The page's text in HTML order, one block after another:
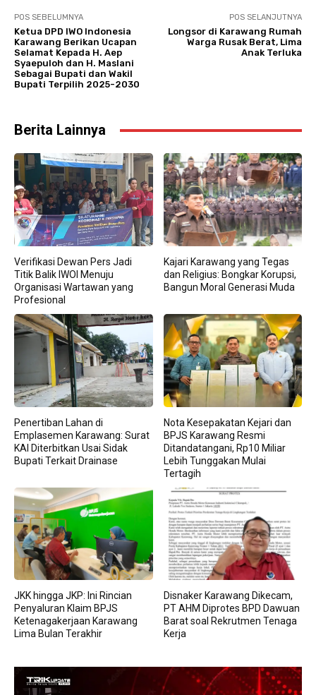
POS SEBELUMNYA
Ketua DPD IWO Indonesia
Karawang Berikan Ucapan
Selamat Kepada H. Aep
Syaepuloh dan H. Maslani
Sebagai Bupati dan Wakil
Bupati Terpilih 2025-2030
POS SELANJUTNYA
Longsor di Karawang Rumah
Warga Rusak Berat, Lima
Anak Terluka
Berita Lainnya
Verifikasi Dewan Pers Jadi
Titik Balik IWOI Menuju
Organisasi Wartawan yang
Profesional
Kajari Karawang yang Tegas
dan Religius: Bongkar Korupsi,
Bangun Moral Generasi Muda
Penertiban Lahan di
Emplasemen Karawang: Surat
KAI Diterbitkan Usai Sidak
Bupati Terkait Drainase
Nota Kesepakatan Kejari dan
BPJS Karawang Resmi
Ditandatangani, Rp10 Miliar
Lebih Tunggakan Mulai
Tertagih
JKK hingga JKP: Ini Rincian
Penyaluran Klaim BPJS
Ketenagakerjaan Karawang
Lima Bulan Terakhir
Disnaker Karawang Dikecam,
PT AHM Diprotes BPD Dawuan
Barat soal Rekrutmen Tenaga
Kerja